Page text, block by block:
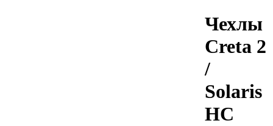
Чехлы
Creta 2
/
Solaris
HC